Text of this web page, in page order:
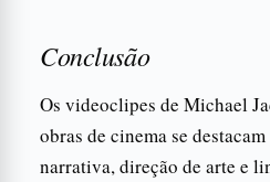
Conclusão
Os videoclipes de Michael
obras de cinema se
narrativa, direção de arte e